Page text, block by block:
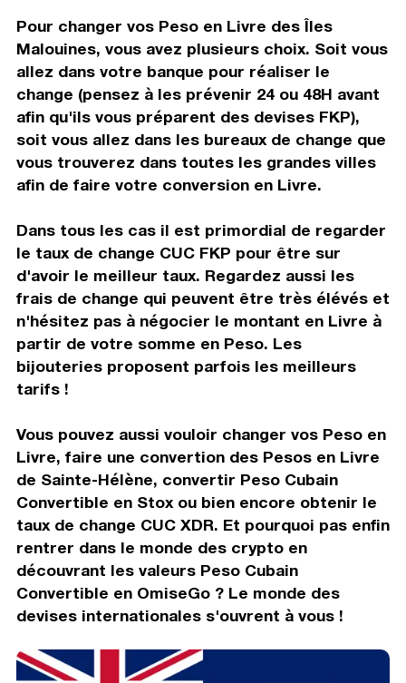
Pour changer vos Peso en Livre des Îles
Malouines, vous avez plusieurs choix. Soit vous
allez dans votre banque pour réaliser le
change (pensez à les prévenir 24 ou 48H avant
afin qu'ils vous préparent des devises FKP),
soit vous allez dans les bureaux de change que
vous trouverez dans toutes les grandes villes
afin de faire votre conversion en Livre.
Dans tous les cas il est primordial de regarder
le taux de change CUC FKP pour être sur
d'avoir le meilleur taux. Regardez aussi les
frais de change qui peuvent être très élévés et
n'hésitez pas à négocier le montant en Livre à
partir de votre somme en Peso. Les
bijouteries proposent parfois les meilleurs
tarifs !
Vous pouvez aussi vouloir changer vos Peso en
Livre, faire une convertion des Pesos en Livre
de Sainte-Hélène, convertir Peso Cubain
Convertible en Stox ou bien encore obtenir le
taux de change CUC XDR. Et pourquoi pas enfin
rentrer dans le monde des crypto en
découvrant les valeurs Peso Cubain
Convertible en OmiseGo ? Le monde des
devises internationales s'ouvrent à vous !